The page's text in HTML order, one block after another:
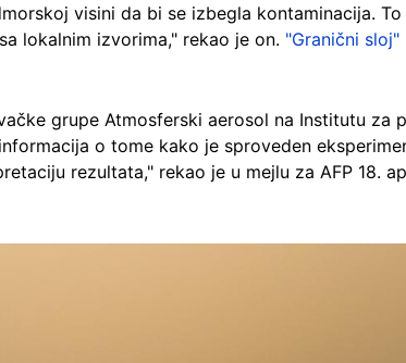
visini da bi se izbegla kontaminacija.
lokalnim izvorima," rekao je on. "Granični sloj"
grupe Atmosferski aerosol na Institutu za
o tome kako je sproveden
rezultata," rekao je u mejlu za AFP 18.